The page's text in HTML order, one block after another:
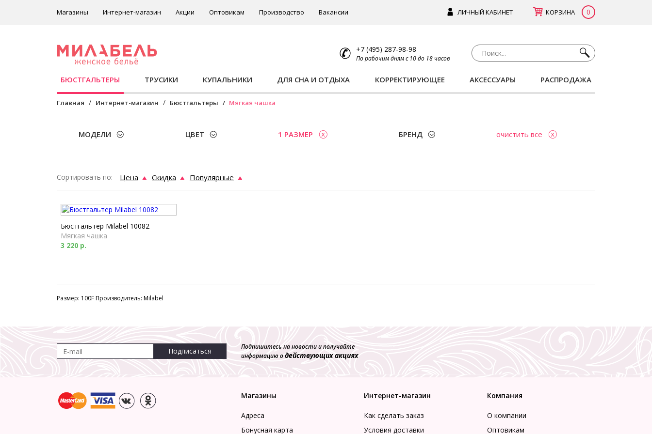
ЛИЧНЫЙ КАБИНЕТ КОРЗИНА 0
Магазины Интернет-магазин Акции Оптовикам Производство Вакансии
+7 (495) 287-98-98
По рабочим дням с 10 до 18 часов
БЮСТГАЛЬТЕРЫ ТРУСИКИ КУПАЛЬНИКИ ДЛЯ СНА И ОТДЫХА КОРРЕКТИРУЮЩЕЕ АКСЕССУАРЫ РАСПРОДАЖА
Главная Интернет-магазин Бюстгальтеры Мягкая чашка
МОДЕЛИ ЦВЕТ 1 РАЗМЕР БРЕНД очистить все
Сортировать по: Цена Скидка Популярные
Бюстгальтер Milabel 10082
Мягкая чашка
3 220 р.
Размер: 100F Производитель: Milabel
Подписаться
Подпишитесь на новости и получайте
информацию одействующих акциях
Магазины
Адреса
Бонусная карта
Интернет-магазин
Как сделать заказ
Условия доставки
Компания
О компании
Оптовикам